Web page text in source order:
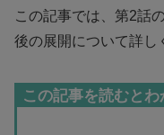
この記事では、第2話
後の展開について詳し
この記事を読むとわ